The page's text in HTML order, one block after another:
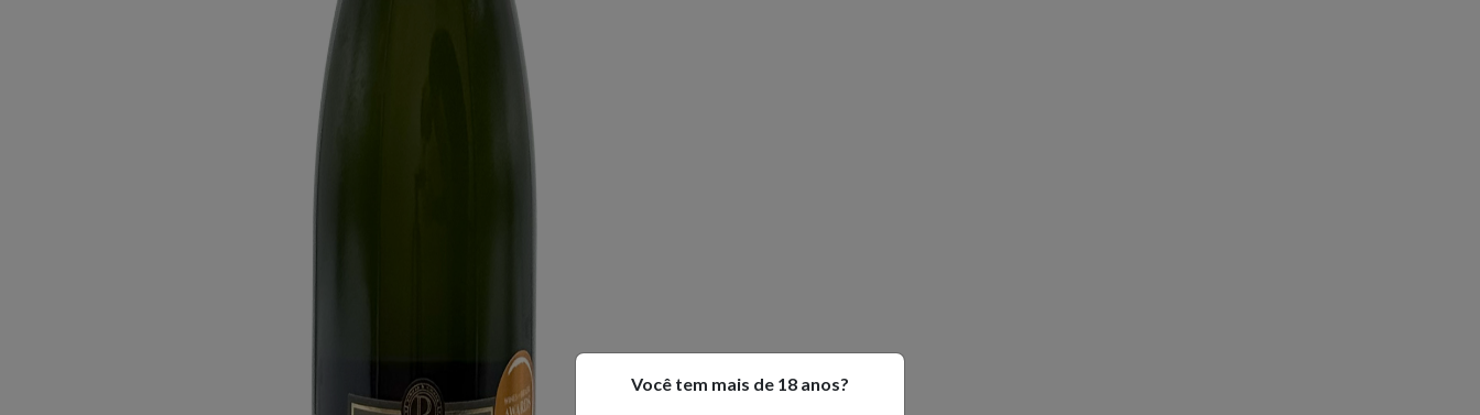
Você tem mais de 18 anos?